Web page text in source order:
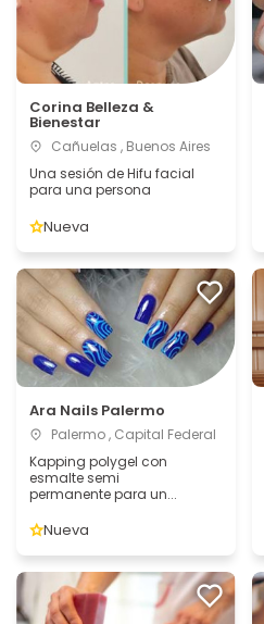
Corina Belleza &
Bienestar
Cañuelas , Buenos Aires
Una sesión de Hifu facial
para una persona
Nueva
Ara Nails Palermo
Palermo , Capital Federal
Kapping polygel con
esmalte semi
permanente para un...
Nueva